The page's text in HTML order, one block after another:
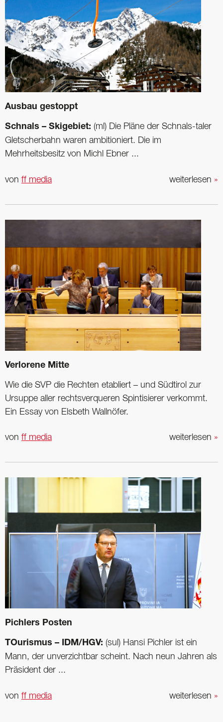
Ausbau gestoppt
Schnals – Skigebiet: (ml) Die Pläne der Schnals-taler
Gletscherbahn waren ambitioniert. Die im
Mehrheitsbesitz von Michl Ebner ...
weiterlesen »
von ff media
Verlorene Mitte
Wie die SVP die Rechten etabliert – und Südtirol zur
Ursuppe aller rechtsverqueren Spintisierer verkommt.
Ein Essay von Elsbeth Wallnöfer.
weiterlesen »
von ff media
Pichlers Posten
TOurismus – IDM/HGV: (sul) Hansi Pichler ist ein
Mann, der unverzichtbar scheint. Nach neun Jahren als
Präsident der ...
weiterlesen »
von ff media